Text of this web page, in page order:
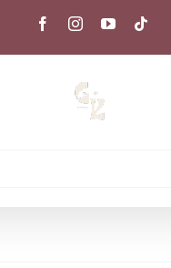
FacebookInstagramYouTube